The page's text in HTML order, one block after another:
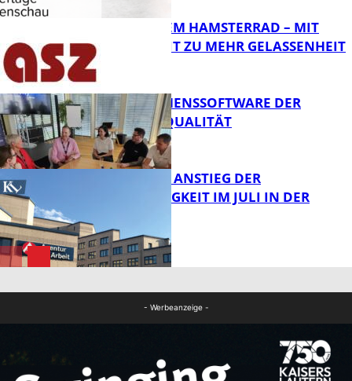
Bildung
Bildung
RAUS AUS DEM HAMSTERRAD – MIT
ACHTSAMKEIT ZU MEHR GELASSENHEIT
FB News
UNTERNEHMENSSOFTWARE DER
HÖCHSTEN QUALITÄT
SAISONALER ANSTIEG DER
ARBEITSLOSIGKEIT IM JULI IN DER
- Werbeanzeige -